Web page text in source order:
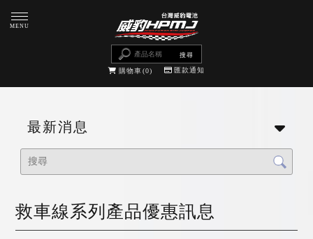
購物車 0 匯款通知
最新消息
救車線系列產品優惠訊息